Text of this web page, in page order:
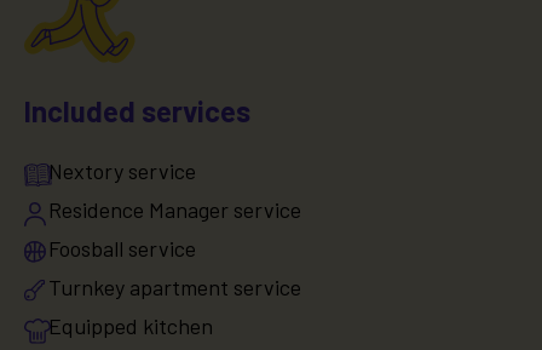
Included services
Nextory service
Residence Manager service
Foosball service
Turnkey apartment service
Equipped kitchen